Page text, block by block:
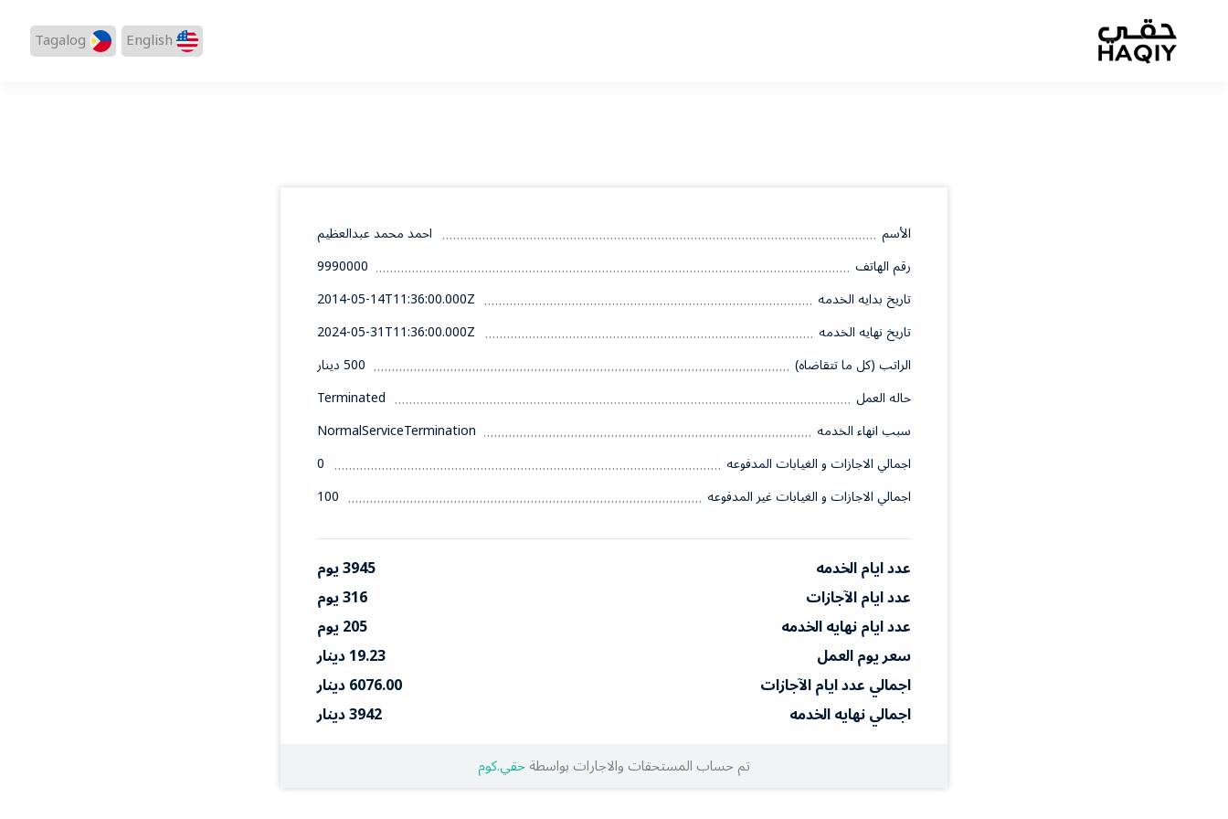
English
Tagalog
الأسم
احمد محمد عبدالعظيم
رقم الهاتف
9990000
تاريخ بدايه الخدمه
2014-05-14T11:36:00.000Z
تاريخ نهايه الخدمه
2024-05-31T11:36:00.000Z
الراتب (كل ما تتقاضاه)
500 دينار
حاله العمل
Terminated
سبب انهاء الخدمه
NormalServiceTermination
اجمالي الاجازات و الغيابات المدفوعه
0
اجمالي الاجازات و الغيابات غير المدفوعه
100
عدد ايام الخدمه
3945 يوم
عدد ايام الآجازات
316 يوم
عدد ايام نهايه الخدمه
205 يوم
سعر يوم العمل
19.23 دينار
اجمالي عدد ايام الآجازات
6076.00 دينار
اجمالي نهايه الخدمه
3942 دينار
تم حساب المستحقات والاجارات بواسطةحقي.كوم